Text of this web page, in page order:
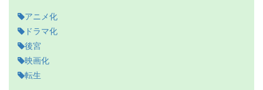
アニメ化
ドラマ化
後宮
映画化
転生